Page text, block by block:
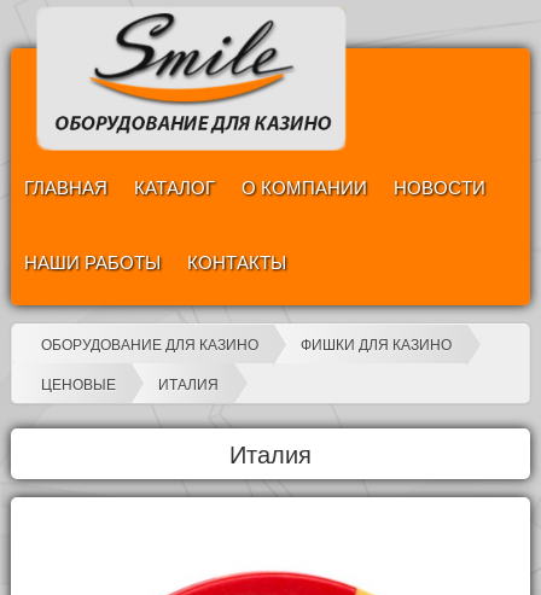
ГЛАВНАЯ КАТАЛОГ О КОМПАНИИ НОВОСТИ
НАШИ РАБОТЫ КОНТАКТЫ
ОБОРУДОВАНИЕ ДЛЯ КАЗИНО
ФИШКИ ДЛЯ КАЗИНО
ЦЕНОВЫЕ
ИТАЛИЯ
Италия